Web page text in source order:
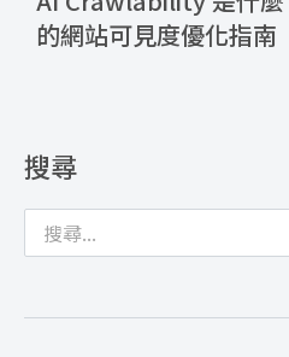
的網站可見度優化指南
搜尋